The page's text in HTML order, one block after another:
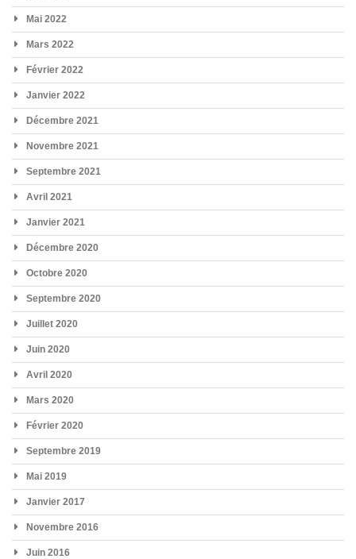
Mai 2022
Mars 2022
Février 2022
Janvier 2022
Décembre 2021
Novembre 2021
Septembre 2021
Avril 2021
Janvier 2021
Décembre 2020
Octobre 2020
Septembre 2020
Juillet 2020
Juin 2020
Avril 2020
Mars 2020
Février 2020
Septembre 2019
Mai 2019
Janvier 2017
Novembre 2016
Juin 2016